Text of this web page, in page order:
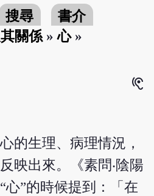
搜尋
書介
關係 »心»
hearing
的生理、病理情況，
映出來。《素問‧陰陽
心”的時候提到：「在